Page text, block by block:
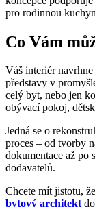
pro rodinnou
Co Vám
Váš interiér
představy v
celý byt, nebo jen
obývací pokoj,
Jedná se o
proces – od tvorby
dokumentace až po
dodavatelů.
Chcete mít jistotu,
bytový architekt